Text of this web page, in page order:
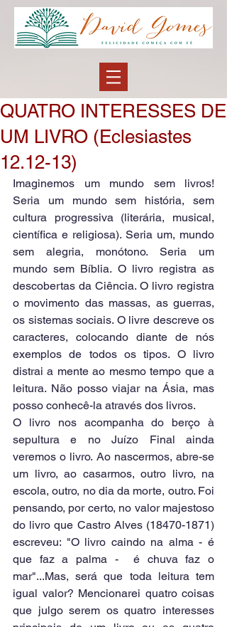
QUATRO INTERESSES DE
UM LIVRO (Eclesiastes
12.12-13)
Imaginemos um mundo sem livros!
Seria um mundo sem história, sem
cultura progressiva (literária, musical,
científica e religiosa). Seria um, mundo
sem alegria, monótono. Seria um
mundo sem Bíblia. O livro registra as
descobertas da Ciência. O livro registra
o movimento das massas, as guerras,
os sistemas sociais. O livre descreve os
caracteres, colocando diante de nós
exemplos de todos os tipos. O livro
distrai a mente ao mesmo tempo que a
leitura. Não posso viajar na Ásia, mas
posso conhecê-la através dos livros.
O livro nos acompanha do berço à
sepultura e no Juízo Final ainda
veremos o livro. Ao nascermos, abre-se
um livro, ao casarmos, outro livro, na
escola, outro, no dia da morte, outro. Foi
pensando, por certo, no valor majestoso
do livro que Castro Alves (18470-1871)
escreveu: "O livro caindo na alma - é
que faz a palma -  é chuva faz o
mar"...Mas, será que toda leitura tem
igual valor? Mencionarei quatro coisas
que julgo serem os quatro interesses